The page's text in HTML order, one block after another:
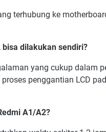
terhubung ke
bisa dilakukan sendiri?
yang cukup dalam
penggantian LCD
A1/A2?